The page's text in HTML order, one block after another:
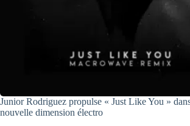
Junior Rodriguez propulse « Just Like You »
nouvelle dimension électro